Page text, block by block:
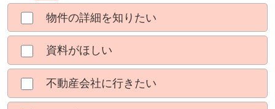
物件の詳細を知りたい
資料がほしい
不動産会社に行きたい